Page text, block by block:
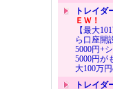
トレイダ
ＥＷ！
【最大
ら口座開
5000円+
5000円が
大100万
トレイダ